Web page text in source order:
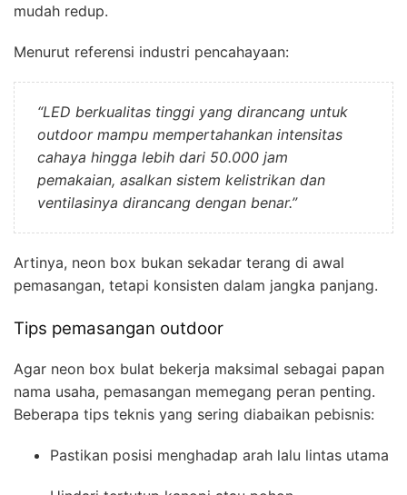
mudah redup.
Menurut referensi industri pencahayaan:
“LED berkualitas tinggi yang dirancang untuk
outdoor mampu mempertahankan intensitas
cahaya hingga lebih dari 50.000 jam
pemakaian, asalkan sistem kelistrikan dan
ventilasinya dirancang dengan benar.”
Artinya, neon box bukan sekadar terang di awal
pemasangan, tetapi konsisten dalam jangka panjang.
Tips pemasangan outdoor
Agar neon box bulat bekerja maksimal sebagai papan
nama usaha, pemasangan memegang peran penting.
Beberapa tips teknis yang sering diabaikan pebisnis:
Pastikan posisi menghadap arah lalu lintas utama